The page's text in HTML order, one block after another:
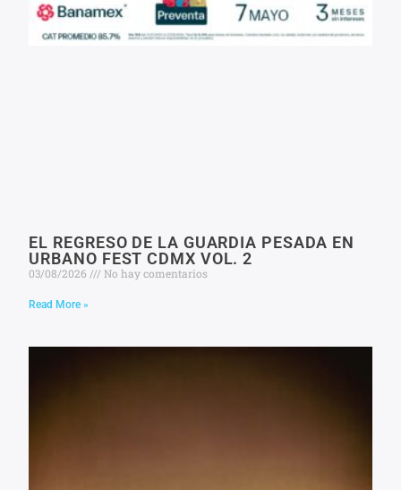
EL REGRESO DE LA GUARDIA PESADA EN
URBANO FEST CDMX VOL. 2
03/08/2026 No hay comentarios
Read More »